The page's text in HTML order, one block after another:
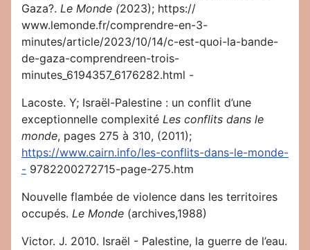
Gaza?. Le Monde (2023); https://
www.lemonde.fr/comprendre-en-3-
minutes/article/2023/10/14/c-est-quoi-la-bande-
de-gaza-comprendreen-trois-
minutes_6194357_6176282.html -
Lacoste. Y; Israël-Palestine : un conflit d’une
exceptionnelle complexité Les conflits dans le
monde, pages 275 à 310, (2011);
https://www.cairn.info/les-conflits-dans-le-monde-
- 9782200272715-page-275.htm
Nouvelle flambée de violence dans les territoires
occupés. Le Monde (archives,1988)
Victor. J. 2010. Israël - Palestine, la guerre de l’eau.